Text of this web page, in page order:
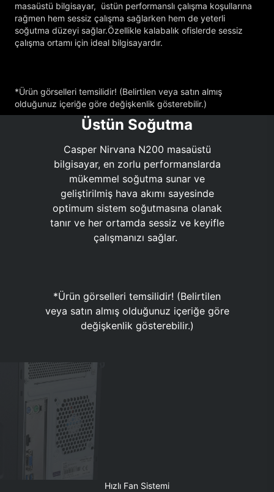
masaüstü bilgisayar, üstün performanslı çalışma koşullarına
rağmen hem sessiz çalışma sağlarken hem de yeterli
soğutma düzeyi sağlar.Özellikle kalabalık ofislerde sessiz
çalışma ortamı için ideal bilgisayardır.
*Ürün görselleri temsilidir! (Belirtilen veya satın almış
olduğunuz içeriğe göre değişkenlik gösterebilir.)
Üstün Soğutma
Casper Nirvana N200 masaüstü
bilgisayar, en zorlu performanslarda
mükemmel soğutma sunar ve
geliştirilmiş hava akımı sayesinde
optimum sistem soğutmasına olanak
tanır ve her ortamda sessiz ve keyifle
çalışmanızı sağlar.
*Ürün görselleri temsilidir! (Belirtilen
veya satın almış olduğunuz içeriğe göre
değişkenlik gösterebilir.)
Hızlı Fan Sistemi